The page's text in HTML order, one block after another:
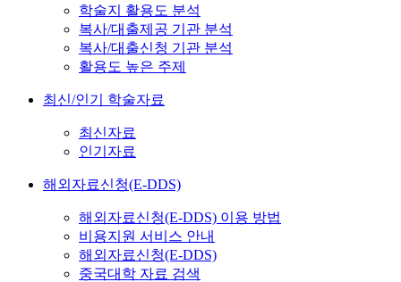
학술지 활용도 분석
복사/대출제공 기관 분석
복사/대출신청 기관 분석
활용도 높은 주제
최신/인기 학술자료
최신자료
인기자료
해외자료신청(E-DDS)
해외자료신청(E-DDS) 이용 방법
비용지원 서비스 안내
해외자료신청(E-DDS)
중국대학 자료 검색